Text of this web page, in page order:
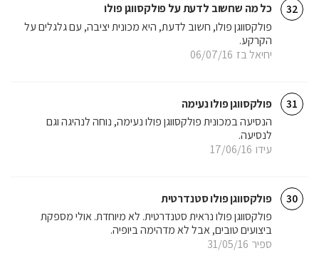
32 כל מה שחשוב לדעת על פולקסווגן פולו
יחיאל בז 06/07/16
פולקסווגן פולו, חשוב לדעת, היא מכונית יציבה, עם גלגלים על
הקרקע.
31 פולקסווגן פולו נעימה
עידו 17/06/16
הנסיעה במכונית פולקסווגן פולו נעימה, נוחה לנהיגה וגם
לנסיעה.
30 פולקסווגן פולו סטנדרטית
ספיר 31/05/16
פולקסווגן פולו נראית סטנדרטית. לא מיוחדת. אולי מספקת
ביצועים טובים, אבל לא מדהימה ביופיה.